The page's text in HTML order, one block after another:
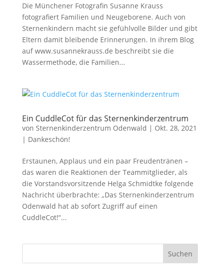
Die Münchener Fotografin Susanne Krauss
fotografiert Familien und Neugeborene. Auch von
Sternenkindern macht sie gefühlvolle Bilder und gibt
Eltern damit bleibende Erinnerungen. In ihrem Blog
auf www.susannekrauss.de beschreibt sie die
Wassermethode, die Familien...
Ein CuddleCot für das Sternenkinderzentrum
von Sternenkinderzentrum Odenwald | Okt. 28, 2021
| Dankeschön!
Erstaunen, Applaus und ein paar Freudentränen –
das waren die Reaktionen der Teammitglieder, als
die Vorstandsvorsitzende Helga Schmidtke folgende
Nachricht überbrachte: „Das Sternenkinderzentrum
Odenwald hat ab sofort Zugriff auf einen
CuddleCot!“...